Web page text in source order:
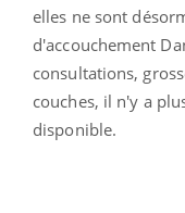
elles ne sont
d'accouchement
consultations,
couches, il n'y a
disponible.